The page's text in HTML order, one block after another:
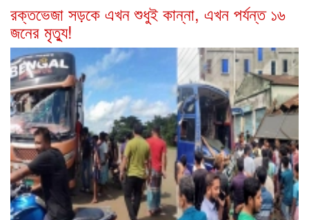
রক্তভেজা সড়কে এখন শুধুই কান্না, এখন পর্যন্ত ১৬
জনের মৃত্যু!